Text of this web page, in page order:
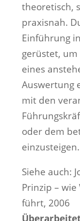
theoretisch,
praxisnah.
Einführung
gerüstet,
eines
Auswertung
mit den
oder dem
einzusteigen.
Siehe auch:
Prinzip –
führt, 2006